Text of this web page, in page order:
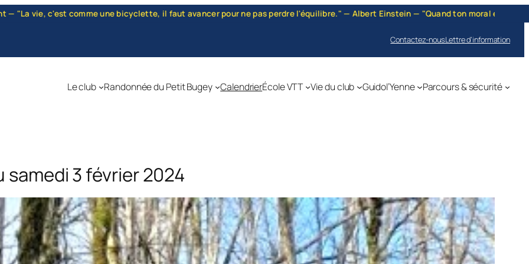
faut avancer pour ne pas perdre l'équilibre." — Albert Einstein — "Quand ton moral est bas, quand le jour te paraît sombre, …
Contactez-nousLettre d’information
Le club Randonnée du Petit Bugey CalendrierÉcole VTT Vie du club Guidol’Yenne Parcours & sécurité
samedi 3 février 2024